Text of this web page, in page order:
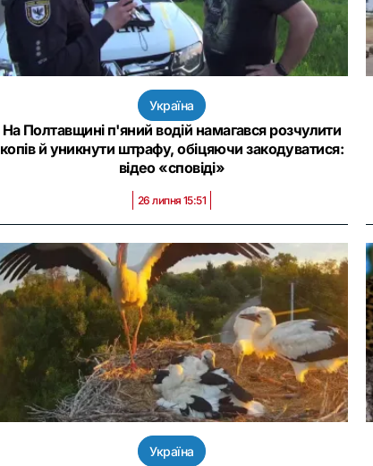
Україна
На Полтавщині п'яний водій намагався розчулити
копів й уникнути штрафу, обіцяючи закодуватися:
відео «сповіді»
26 липня 15:51
Україна